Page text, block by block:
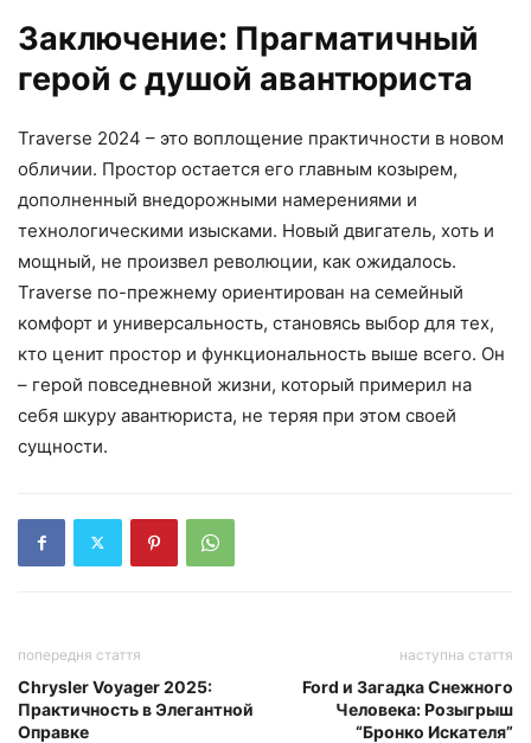
Заключение: Прагматичный
герой с душой авантюриста
Traverse 2024 – это воплощение практичности в новом
обличии. Простор остается его главным козырем,
дополненный внедорожными намерениями и
технологическими изысками. Новый двигатель, хоть и
мощный, не произвел революции, как ожидалось.
Traverse по-прежнему ориентирован на семейный
комфорт и универсальность, становясь выбор для тех,
кто ценит простор и функциональность выше всего. Он
– герой повседневной жизни, который примерил на
себя шкуру авантюриста, не теряя при этом своей
сущности.
попередня стаття
Chrysler Voyager 2025:
Практичность в Элегантной
Оправке
наступна стаття
Ford и Загадка Снежного
Человека: Розыгрыш
“Бронко Искателя”